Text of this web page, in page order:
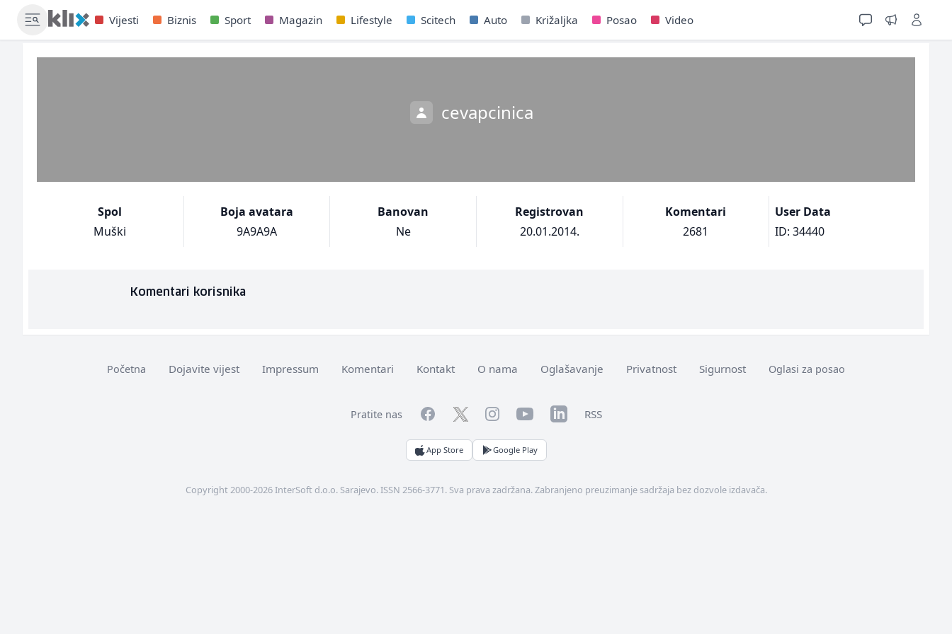
Vijesti Biznis Sport Magazin Lifestyle Scitech Auto Križaljka Posao Video
cevapcinica
Spol
Muški
Boja avatara
9A9A9A
Banovan
Ne
Registrovan
20.01.2014.
Komentari
2681
User Data
ID: 34440
Komentari korisnika
Početna Dojavite vijest Impressum Komentari Kontakt O nama Oglašavanje Privatnost Sigurnost Oglasi za posao
Pratite nas FacebookTwitterInstagramYouTubeLinkedInRSS
App Store Google Play
Copyright 2000-2026 InterSoft d.o.o. Sarajevo. ISSN 2566-3771. Sva prava zadržana. Zabranjeno preuzimanje sadržaja bez dozvole izdavača.